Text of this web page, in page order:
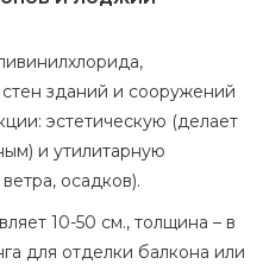
зданий и сооружений
эстетическую (делает
и утилитарную
осадков).
10-50 см., толщина – в
для отделки балкона или